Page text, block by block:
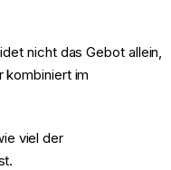
nicht das Gebot allein,
kombiniert im
viel der